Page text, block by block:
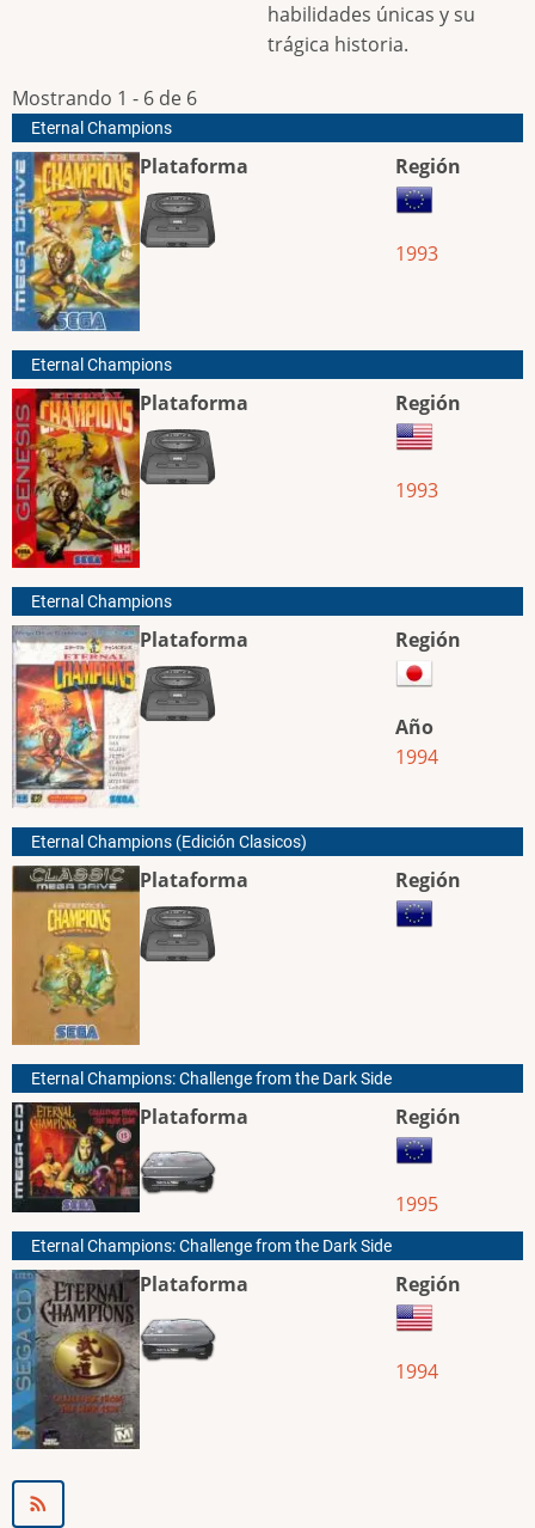
habilidades únicas y su
trágica historia.
Mostrando 1 - 6 de 6
Eternal Champions
Plataforma Región
1993
Eternal Champions
Plataforma Región
1993
Eternal Champions
Plataforma Región
Año
1994
Eternal Champions (Edición Clasicos)
Plataforma Región
Eternal Champions: Challenge from the Dark Side
Plataforma Región
1995
Eternal Champions: Challenge from the Dark Side
Plataforma Región
1994